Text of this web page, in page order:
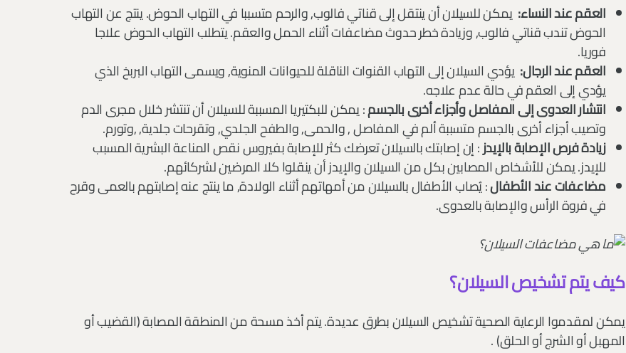
العقم عند النساء: يمكن للسيلان أن ينتقل إلى قناتي فالوب, والرحم متسببا في التهاب الحوض. ينتج عن التهاب
الحوض تندب قناتي فالوب, وزيادة خطر حدوث مضاعفات أثناء الحمل والعقم. يتطلب التهاب الحوض علاجا
فوريا.
العقم عند الرجال: يؤدي السيلان إلى التهاب القنوات الناقلة للحيوانات المنوية, ويسمى التهاب البربخ الذي
يؤدي إلى العقم في حالة عدم علاجه.
انتشار العدوى إلى المفاصل وأجزاء أخرى بالجسم: يمكن للبكتيريا المسببة للسيلان أن تنتشر خلال مجرى الدم
وتصيب أجزاء أخرى بالجسم متسببة ألم في المفاصل , والحمى, والطفح الجلدي, وتقرحات جلدية, ,وتورم.
زيادة فرص الإصابة بالإيدز: إن إصابتك بالسيلان تعرضك كثر للإصابة بفيروس نقص المناعة البشرية المسبب
للإيدز. يمكن للأشخاص المصابين بكل من السيلان والإيدز أن ينقلوا كلا المرضين لشركائهم.
مضاعفات عند الأطفال: يُصاب الأطفال بالسيلان من أمهاتهم أثناء الولادة, ما ينتج عنه إصابتهم بالعمى وقرح
في فروة الرأس والإصابة بالعدوى.
كيف يتم تشخيص السيلان؟
يمكن لمقدموا الرعاية الصحية تشخيص السيلان بطرق عديدة. يتم أخذ مسحة من المنطقة المصابة (القضيب أو
المهبل أو الشرج أو الحلق) .